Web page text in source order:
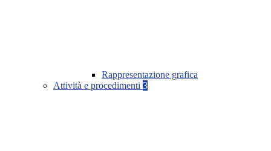
Rappresentazione grafica
Attività e procedimenti 3